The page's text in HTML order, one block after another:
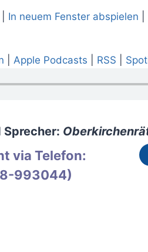
In neuem Fenster abspielen
Apple Podcasts RSS
Sprecher:
via Telefon:
993044)